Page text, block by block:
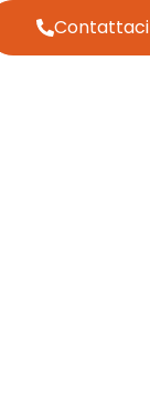
Contattaci